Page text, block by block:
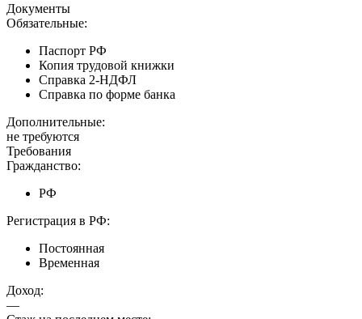
Документы
Обязательные:
Паспорт РФ
Копия трудовой книжки
Справка 2-НДФЛ
Справка по форме банка
Дополнительные:
не требуются
Требования
Гражданство:
РФ
Регистрация в РФ:
Постоянная
Временная
Доход:
—